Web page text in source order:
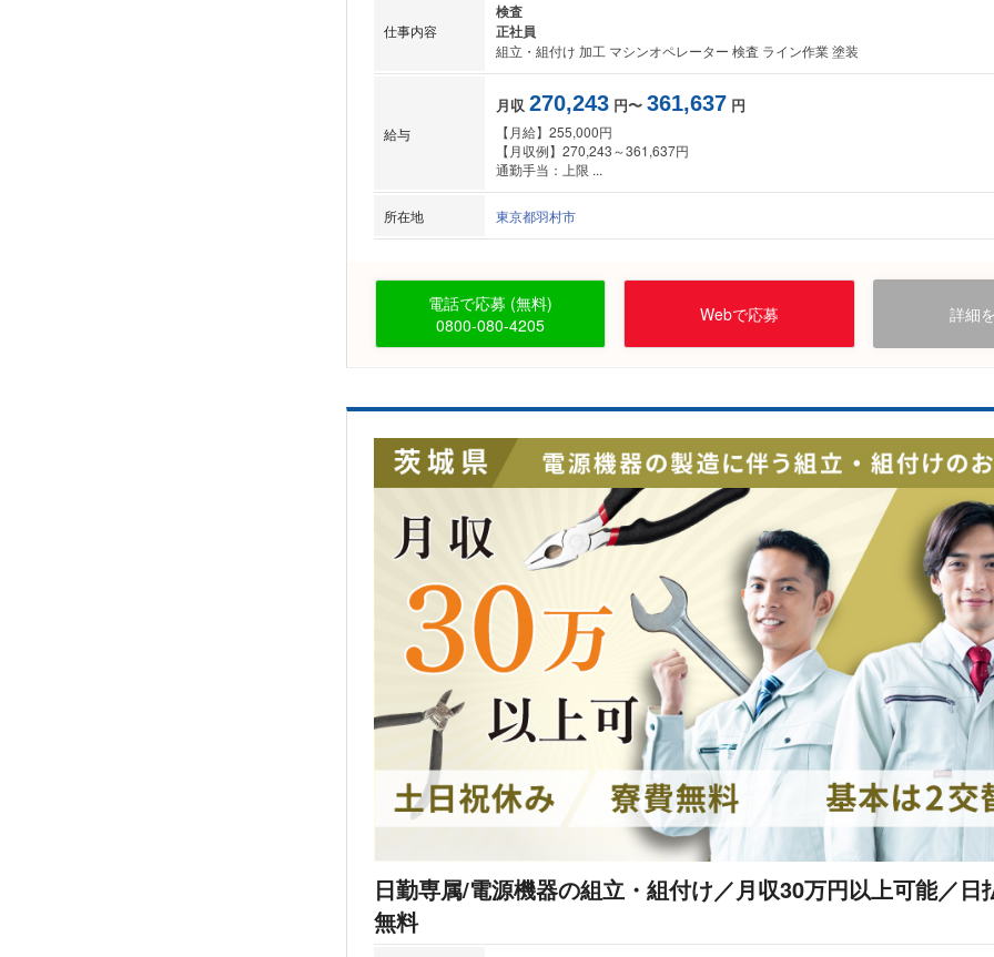
仕事内容
検査
正社員
組立・組付け 加工 マシンオペレーター 検査 ライン作業 塗装
給与
月収 270,243 円〜 361,637 円
【月給】255,000円
【月収例】270,243～361,637円
通勤手当：上限 ...
所在地 東京都羽村市
電話で応募 (無料)
0800-080-4205
Webで応募 詳細
日勤専属/電源機器の組立・組付け／月収30万円以上可能／日
無料